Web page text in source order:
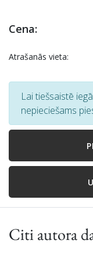
Cena:
Atrašanās vieta:
Lai tiešsaistē
nepieciešams
Citi autora